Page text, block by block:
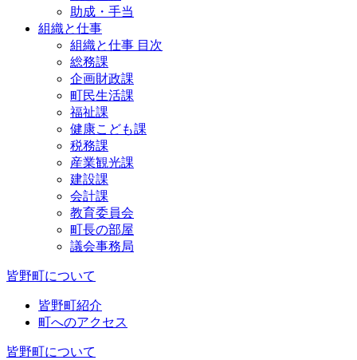
助成・手当
組織と仕事
組織と仕事 目次
総務課
企画財政課
町民生活課
福祉課
健康こども課
税務課
産業観光課
建設課
会計課
教育委員会
町長の部屋
議会事務局
皆野町について
皆野町紹介
町へのアクセス
皆野町について